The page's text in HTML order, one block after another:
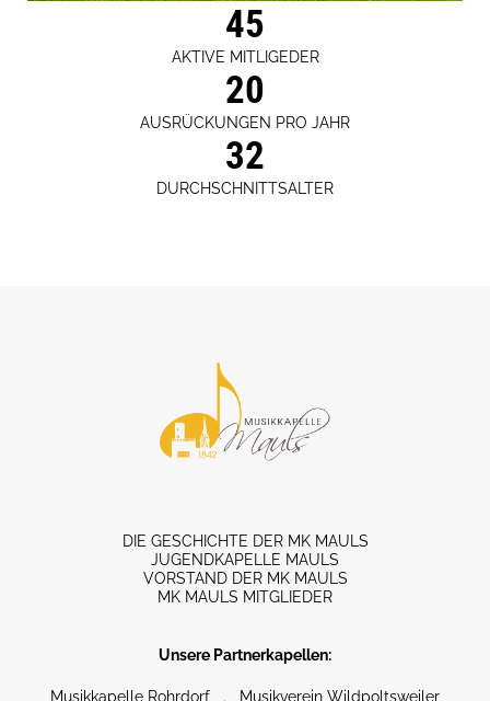
45
AKTIVE MITLIGEDER
20
AUSRÜCKUNGEN PRO JAHR
32
DURCHSCHNITTSALTER
DIE GESCHICHTE DER MK MAULS
JUGENDKAPELLE MAULS
VORSTAND DER MK MAULS
MK MAULS MITGLIEDER
Unsere Partnerkapellen:
Musikkapelle Rohrdorf . Musikverein Wildpoltsweiler